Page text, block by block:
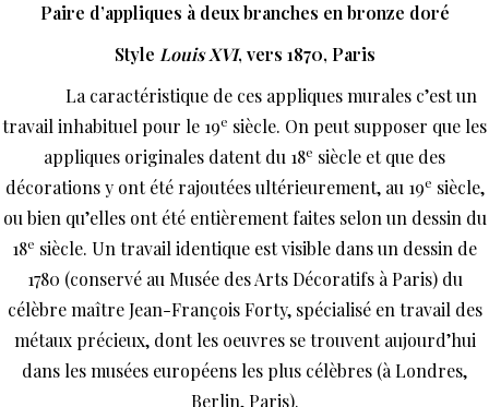
Paire d’appliques à deux branches en bronze doré
Style Louis XVI, vers 1870, Paris
La caractéristique de ces appliques murales c’est un
travail inhabituel pour le 19e siècle. On peut supposer que les
appliques originales datent du 18e siècle et que des
décorations y ont été rajoutées ultérieurement, au 19e siècle,
ou bien qu’elles ont été entièrement faites selon un dessin du
18e siècle. Un travail identique est visible dans un dessin de
1780 (conservé au Musée des Arts Décoratifs à Paris) du
célèbre maître Jean-François Forty, spécialisé en travail des
métaux précieux, dont les oeuvres se trouvent aujourd’hui
dans les musées européens les plus célèbres (à Londres,
Berlin, Paris).